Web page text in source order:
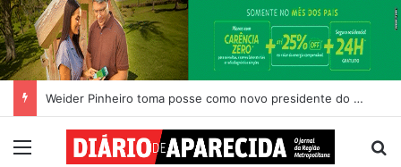
Weider Pinheiro toma posse como novo presidente do Rotary Club de Aparecida de Goiânia
Menu